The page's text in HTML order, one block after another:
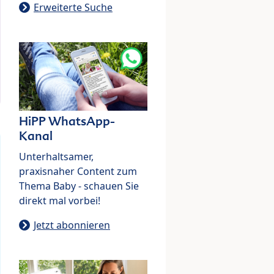
Erweiterte Suche
HiPP WhatsApp-
Kanal
Unterhaltsamer,
praxisnaher Content zum
Thema Baby - schauen Sie
direkt mal vorbei!
Jetzt abonnieren